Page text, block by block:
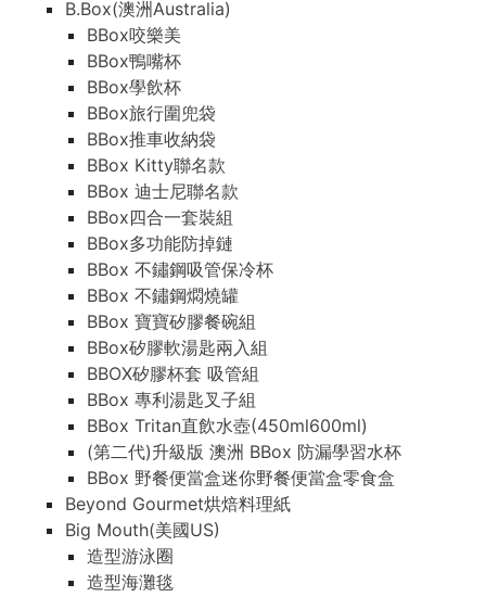
B.Box(澳洲Australia)
BBox咬樂美
BBox鴨嘴杯
BBox學飲杯
BBox旅行圍兜袋
BBox推車收納袋
BBox Kitty聯名款
BBox 迪士尼聯名款
BBox四合一套裝組
BBox多功能防掉鏈
BBox 不鏽鋼吸管保冷杯
BBox 不鏽鋼燜燒罐
BBox 寶寶矽膠餐碗組
BBox矽膠軟湯匙兩入組
BBOX矽膠杯套 吸管組
BBox 專利湯匙叉子組
BBox Tritan直飲水壺(450ml600ml)
(第二代)升級版 澳洲 BBox 防漏學習水杯
BBox 野餐便當盒迷你野餐便當盒零食盒
Beyond Gourmet烘焙料理紙
Big Mouth(美國US)
造型游泳圈
造型海灘毯